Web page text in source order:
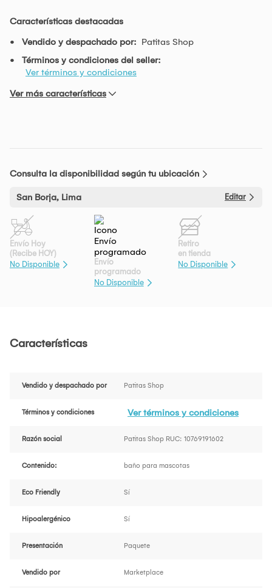
Características destacadas
Vendido y despachado por: Patitas Shop
Términos y condiciones del seller:
Ver términos y condiciones
Ver más características
Consulta la disponibilidad según tu ubicación
San Borja, Lima Editar
Envío Hoy
(Recibe HOY)
No Disponible
Envío
programado
No Disponible
Retiro
en tienda
No Disponible
Características
Vendido y despachado por Patitas Shop
Términos y condiciones Ver términos y condiciones
Razón social Patitas Shop RUC: 10769191602
Contenido: baño para mascotas
Eco Friendly Sí
Hipoalergénico Sí
Presentación Paquete
Vendido por Marketplace